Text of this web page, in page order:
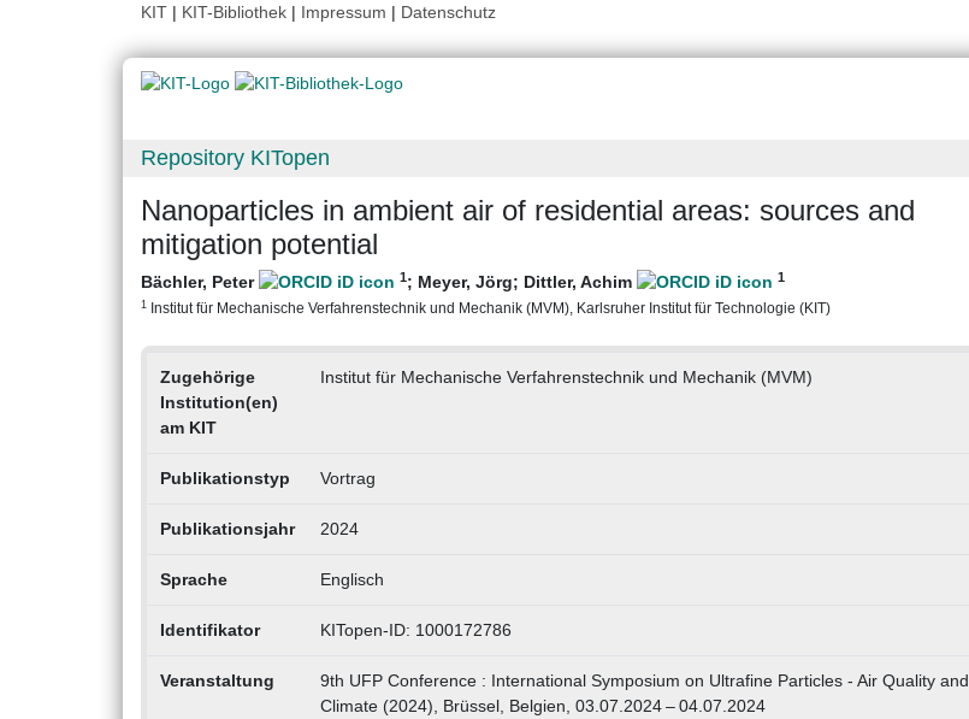
KIT | KIT-Bibliothek | Impressum | Datenschutz
Repository KITopen
Nanoparticles in ambient air of residential areas: sources and
mitigation potential
Bächler, Peter 1; Meyer, Jörg; Dittler, Achim 1
1 Institut für Mechanische Verfahrenstechnik und Mechanik (MVM), Karlsruher Institut für Technologie (KIT)
Zugehörige
Institution(en)
am KIT
Institut für Mechanische Verfahrenstechnik und Mechanik (MVM)
Publikationstyp Vortrag
Publikationsjahr 2024
Sprache Englisch
Identifikator KITopen-ID: 1000172786
Veranstaltung
9th UFP Conference : International Symposium on Ultrafine Particles - Air Quality and
Climate (2024), Brüssel, Belgien, 03.07.2024 – 04.07.2024